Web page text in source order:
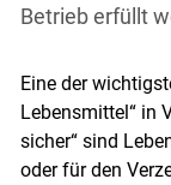
Betrieb erfüllt
Eine der
Lebensmittel“ in
sicher“ sind
oder für den